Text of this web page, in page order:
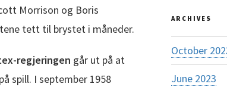
Morrison og Boris
tett til brystet i måneder.
regjeringen går ut på at
spill. I september 1958
ARCHIVES
October
June 2023